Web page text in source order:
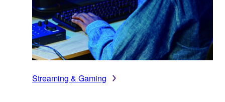
Streaming & Gaming